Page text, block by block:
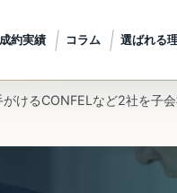
成約実績 コラム 選ばれる
けるCONFELなど2社を子